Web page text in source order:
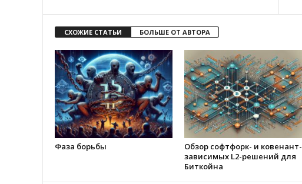
СХОЖИЕ СТАТЬИ БОЛЬШЕ ОТ АВТОРА
Фаза борьбы
Обзор софтфорк- и ковенант-
зависимых L2-решений для
Биткойна